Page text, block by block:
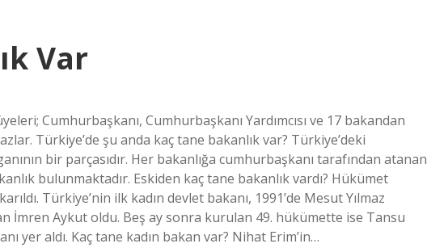
Var
Cumhurbaşkanı, Cumhurbaşkanı Yardımcısı ve 17 bakandan
Türkiye’de şu anda kaç tane bakanlık var? Türkiye’deki
bir parçasıdır. Her bakanlığa cumhurbaşkanı tarafından atanan
bulunmaktadır. Eskiden kaç tane bakanlık vardı? Hükümet
Türkiye’nin ilk kadın devlet bakanı, 1991’de Mesut Yılmaz
İmren Aykut oldu. Beş ay sonra kurulan 49. hükümette ise Tansu
yer aldı. Kaç tane kadın bakan var? Nihat Erim’in…